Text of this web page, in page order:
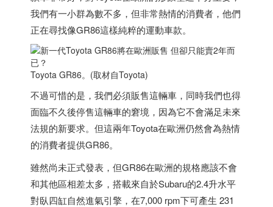
我們有一小群為數不多，但非常熱情的消費者，他們
正在尋找像GR86這樣純粹的運動車款。
Toyota GR86。(取材自Toyota)
不過可惜的是，我們必須販售這輛車，同時我們也得
面臨不久後停售這輛車的窘境，因為它不會滿足未來
法規的新要求。但這兩年Toyota在歐洲仍然會為熱情
的消費者提供GR86。
雖然尚未正式發表，但GR86在歐洲的規格應該不會
和其他區相差太多，搭載來自於Subaru的2.4升水平
對臥四缸自然進氣引擎，在7,000 rpm下可產生 231